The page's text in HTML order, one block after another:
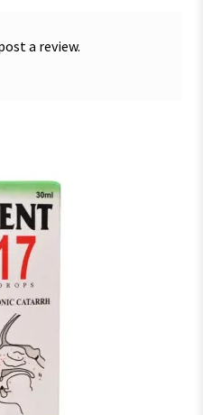
a review.